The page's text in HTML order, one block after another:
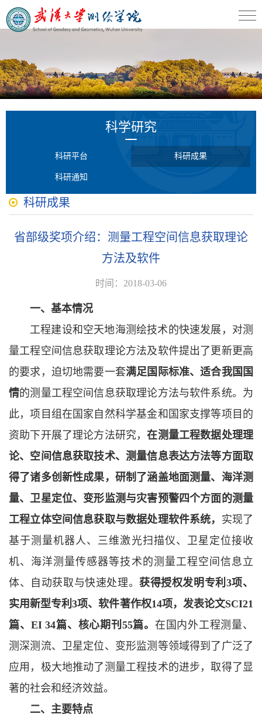
科学研究
科研平台 科研成果
科研通知
科研成果
省部级奖项介绍：测量工程空间信息获取理论
方法及软件
时间：2018-03-06
一、基本情况
工程建设和空天地海测绘技术的快速发展，对测
量工程空间信息获取理论方法及软件提出了更新更高
的要求，迫切地需要一套满足国际标准、适合我国国
情的测量工程空间信息获取理论方法与软件系统。为
此，项目组在国家自然科学基金和国家支撑等项目的
资助下开展了理论方法研究，在测量工程数据处理理
论、空间信息获取技术、测量信息表达方法等方面取
得了诸多创新性成果，研制了涵盖地面测量、海洋测
量、卫星定位、变形监测与灾害预警四个方面的测量
工程立体空间信息获取与数据处理软件系统， 实现了
基于测量机器人、三维激光扫描仪、卫星定位接收
机、海洋测量传感器等技术的测量工程空间信息立
体、自动获取与快速处理。获得授权发明专利3项、
实用新型专利3项、软件著作权14项，发表论文SCI21
篇、EI 34篇、核心期刊55篇。 在国内外工程测量、
测深测流、卫星定位、变形监测等领域得到了广泛了
应用，极大地推动了测量工程技术的进步，取得了显
著的社会和经济效益。
二、主要特点